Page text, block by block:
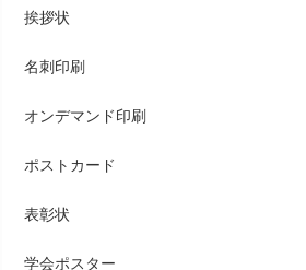
挨拶状
名刺印刷
オンデマンド印刷
ポストカード
表彰状
学会ポスター